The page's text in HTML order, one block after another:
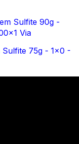
Sulfite 90g -
Via
Sulfite 75g - 1x0 -